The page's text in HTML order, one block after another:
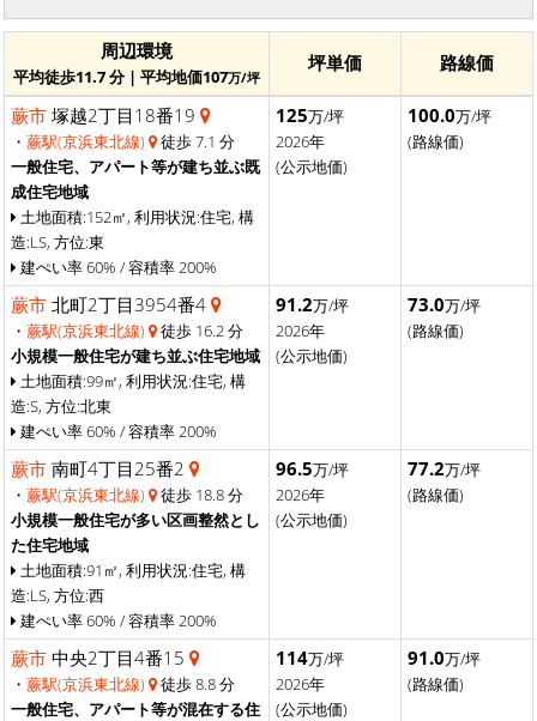
周辺環境
平均徒歩11.7 分 | 平均地価107万/坪
坪単価 路線価
蕨市 塚越2丁目18番19
・ 蕨駅(京浜東北線)
徒歩 7.1 分
一般住宅、アパート等が建ち並ぶ既
成住宅地域
土地面積:152㎡, 利用状況:住宅, 構
造:LS, 方位:東
建ぺい率 60% / 容積率 200%
125万/坪
2026年
(公示地価)
100.0万/坪
(路線価)
蕨市 北町2丁目3954番4
・ 蕨駅(京浜東北線)
徒歩 16.2 分
小規模一般住宅が建ち並ぶ住宅地域
土地面積:99㎡, 利用状況:住宅, 構
造:S, 方位:北東
建ぺい率 60% / 容積率 200%
91.2万/坪
2026年
(公示地価)
73.0万/坪
(路線価)
蕨市 南町4丁目25番2
・ 蕨駅(京浜東北線)
徒歩 18.8 分
小規模一般住宅が多い区画整然とし
た住宅地域
土地面積:91㎡, 利用状況:住宅, 構
造:LS, 方位:西
建ぺい率 60% / 容積率 200%
96.5万/坪
2026年
(公示地価)
77.2万/坪
(路線価)
蕨市 中央2丁目4番15
・ 蕨駅(京浜東北線)
徒歩 8.8 分
一般住宅、アパート等が混在する住
114万/坪
2026年
(公示地価)
91.0万/坪
(路線価)